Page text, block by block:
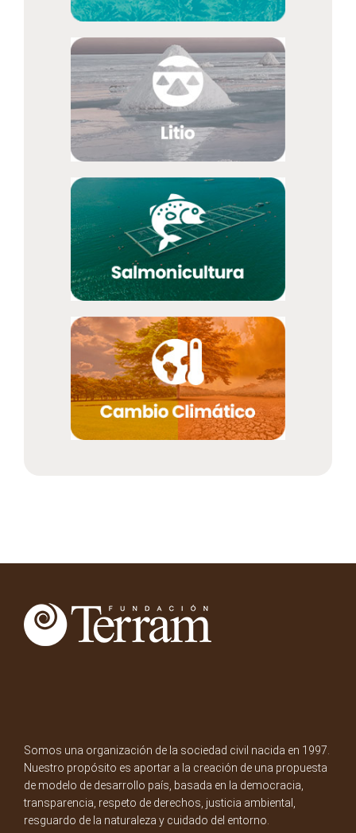
Somos una organización de la sociedad civil nacida en 1997.
Nuestro propósito es aportar a la creación de una propuesta
de modelo de desarrollo país, basada en la democracia,
transparencia, respeto de derechos, justicia ambiental,
resguardo de la naturaleza y cuidado del entorno.